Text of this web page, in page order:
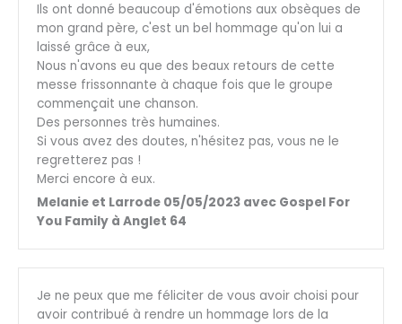
Ils ont donné beaucoup d'émotions aux obsèques de
mon grand père, c'est un bel hommage qu'on lui a
laissé grâce à eux,
Nous n'avons eu que des beaux retours de cette
messe frissonnante à chaque fois que le groupe
commençait une chanson.
Des personnes très humaines.
Si vous avez des doutes, n'hésitez pas, vous ne le
regretterez pas !
Merci encore à eux.
Melanie et Larrode 05/05/2023 avec Gospel For
You Family à Anglet 64
Je ne peux que me féliciter de vous avoir choisi pour
avoir contribué à rendre un hommage lors de la